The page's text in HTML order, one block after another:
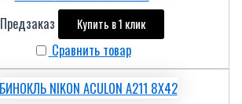
Предзаказ Купить в 1 клик
Сравнить товар